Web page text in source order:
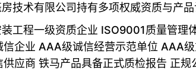
技术有限公司持有多项权威资质与产
工程一级资质企业 ISO9001质量管
企业 AAA级诚信经营示范单位 AAA
应商 铁马产品具备正式质检报告 正